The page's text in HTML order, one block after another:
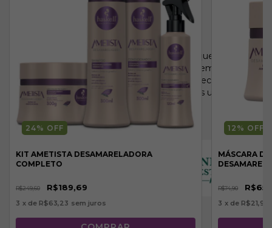
nos cabelos molhados, aplique o
shampoo, massageando o couro cabeludo em suaves
movimentos circulares. Enxágue bem. Se necessário,
repita a aplicação. Potencialize os resultados utilizando
toda a linha Ametista Desamareladora.
Nossos selos:
24% OFF
KIT AMETISTA DESAMARELADORA
COMPLETO
R$249,60 R$189,69
3 x de R$63,23 sem juros
12 % OFF
MÁSCARA
R$74,90
3 x de R$21,96